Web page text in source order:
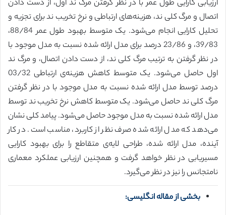
ارزیابی کارایی طول عمر با در نظر گرفتن مرگ ند اول، از دست دادن
اتصال و مرگ کلی ند، هزینه‌های ارتباطی و نرخ تخریب ند برای تجزیه و
تحلیل کارایی انجام می‌شود. یک متوسط بهبود طول عمر 88/84،
39/83، و 23/86 درصد برای مدل ارائه شده نسبت به مدل موجود با
در نظر گرفتن به ترتیب مرگ کلی ند، از دست دادن اتصال، و مرگ ند
اول حاصل می‌شود. یک متوسط کاهش هزینه‌ی ارتباطی 03/32
درصد توسط مدل ارائه شده نسبت به مدل موجود با در نظر گرفتن
مرگ کلی ند حاصل می‌شود. یک متوسط کاهش نرخ تخریب ند توسط
مدل ارائه شده نسبت به مدل موجود حاصل می‌شود. پیامد کلی نشان
می‌دهد که مدل ارائه شده صرف نظر از کاربرد، مناسب است. در کار
آینده، مدل ارائه شده، طراحی لایه‌ی متقاطع را برای بهبود کارایی
مسیریابی در نظر خواهد گرفت و همچنین ارزیابی عملکرد معماری
نامتجانس را نیز در نظر می‌گیرد.
بخشی از مقاله انگلیسی: